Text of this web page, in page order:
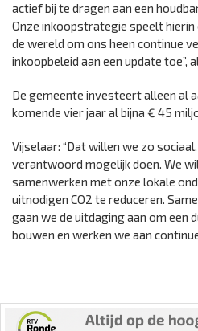
actief bij te dragen aan een
Onze inkoopstrategie speelt
de wereld om ons heen continue
inkoopbeleid aan een update toe”,
De gemeente investeert alleen al
komende vier jaar al bijna € 45
Vijselaar: “Dat willen we zo
verantwoord mogelijk doen. We
samenwerken met onze lokale
uitnodigen CO2 te reduceren.
gaan we de uitdaging aan om een
bouwen en werken we aan